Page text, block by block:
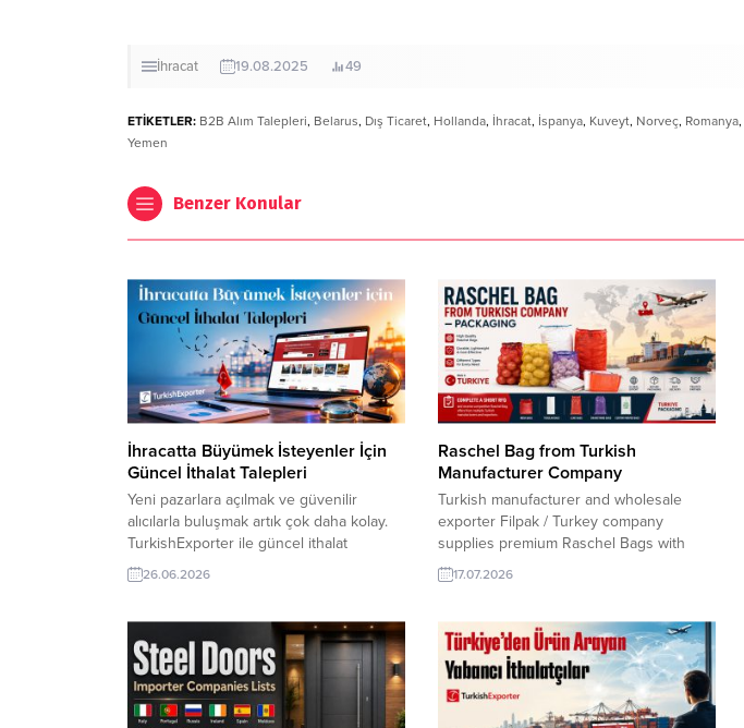
İhracat 19.08.2025 49
ETİKETLER: B2B Alım Talepleri, Belarus, Dış Ticaret, Hollanda, İhracat, İspanya, Kuveyt, Norveç, Romanya,
Yemen
Benzer Konular
İhracatta Büyümek İsteyenler İçin
Güncel İthalat Talepleri
Yeni pazarlara açılmak ve güvenilir
alıcılarla buluşmak artık çok daha kolay.
TurkishExporter ile güncel ithalat
taleplerine anında ulaşın, ürünlerinizi
dünya pazarına tanıtın ve ihracatınızı yeni
daha hızlı ulaşarak küresel ticarette
avantaj kazanın. ⮩ Yüzlerce yeni ihracat
fırsatlarını görüntüleyin! İngiliz Şirket,
Türkiye’den Polar Kumaş İthalatıyla
İlgileniyorKenyalı...
26.06.2026
Raschel Bag from Turkish
Manufacturer Company
Turkish manufacturer and wholesale
exporter Filpak / Turkey company
supplies premium Raschel Bags with
competitive pricing, consistent quality,
and fast worldwide door-to-door delivery.
provide flexible production, private label
solutions, and reliable export services to
meet the needs of importers,
distributors, and wholesalers across
17.07.2026